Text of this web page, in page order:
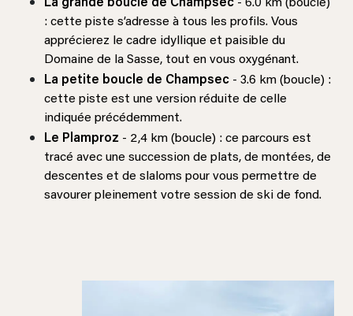
La grande boucle de Champsec - 6.0 km (boucle)
: cette piste s’adresse à tous les profils. Vous
apprécierez le cadre idyllique et paisible du
Domaine de la Sasse, tout en vous oxygénant.
La petite boucle de Champsec - 3.6 km (boucle) :
cette piste est une version réduite de celle
indiquée précédemment.
Le Plamproz - 2,4 km (boucle) : ce parcours est
tracé avec une succession de plats, de montées, de
descentes et de slaloms pour vous permettre de
savourer pleinement votre session de ski de fond.